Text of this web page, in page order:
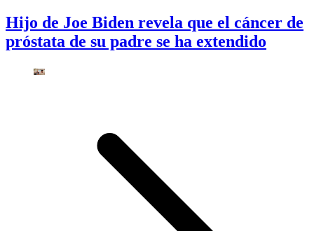
Hijo de Joe Biden revela que el cáncer de
próstata de su padre se ha extendido